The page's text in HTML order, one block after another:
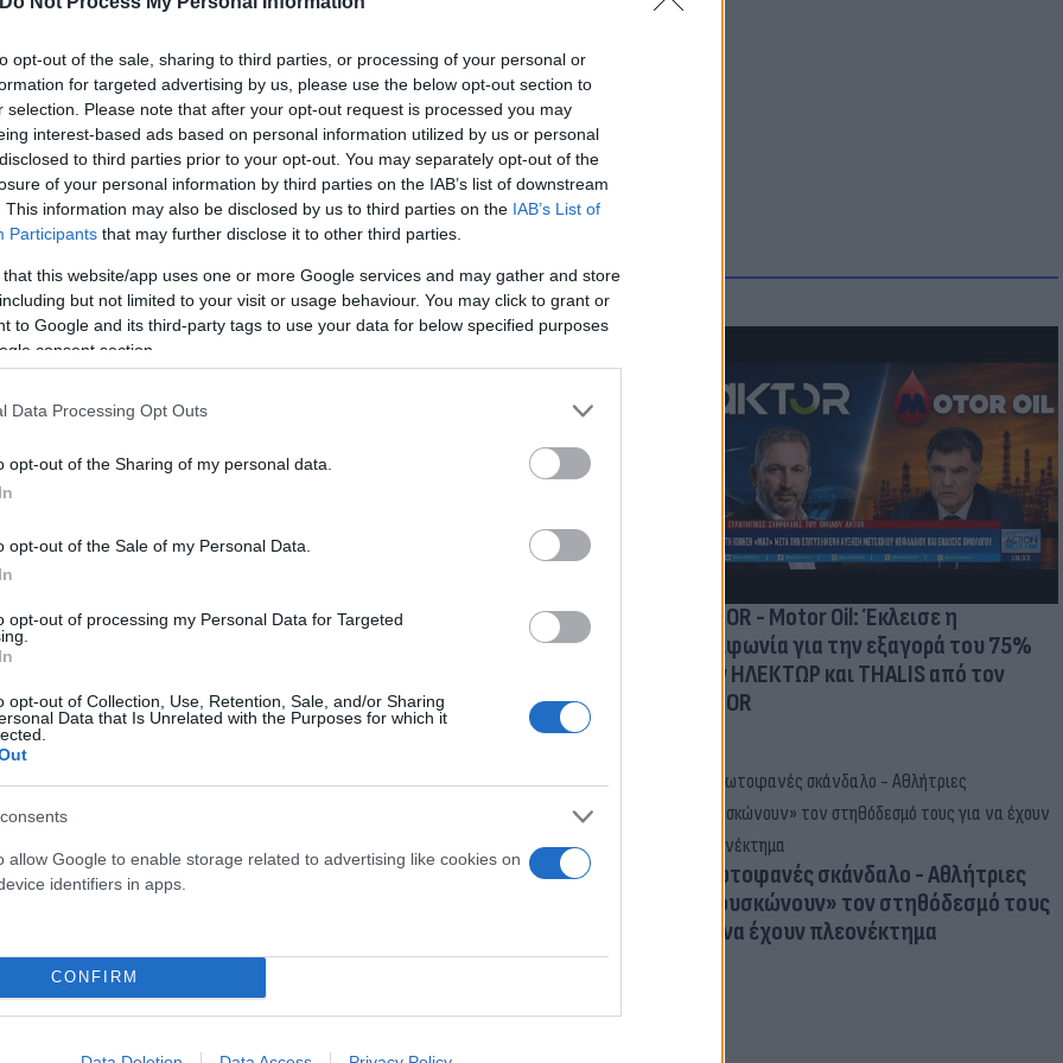
opt-out of the sale, sharing to third parties, or processing of your personal or
for targeted advertising by us, please use the below opt-out section to
selection. Please note that after your opt-out request is processed you may
interest-based ads based on personal information utilized by us or personal
to third parties prior to your opt-out. You may separately opt-out of the
of your personal information by third parties on the IAB’s list of downstream
This information may also be disclosed by us to third parties on the IAB’s List of
Participants that may further disclose it to other third parties.
that this website/app uses one or more Google services and may gather and store
but not limited to your visit or usage behaviour. You may click to grant or
to Google and its third-party tags to use your data for below specified purposes
consent section.
Data Processing Opt Outs
opt-out of the Sharing of my personal data.
opt-out of the Sale of my Personal Data.
opt-out of processing my Personal Data for Targeted
opt-out of Collection, Use, Retention, Sale, and/or Sharing
Data that Is Unrelated with the Purposes for which it
allow Google to enable storage related to advertising like cookies on
identifiers in apps.
CONFIRM
Πρόγνωση καιρού
για Κωνσταντέλια
ελεύθερος χρόνος είναι απαραίτητος
AKTOR - Motor Oil: Έκλεισε η
συμφωνία για την εξαγορά του 75%
των ΗΛΕΚΤΩΡ και THALIS από τον
AKTOR
θεραπεία και
τον όγκο
Πρωτοφανές σκάνδαλο - Aθλήτριες
«φουσκώνουν» τον στηθόδεσμό τους
για να έχουν πλεονέκτημα